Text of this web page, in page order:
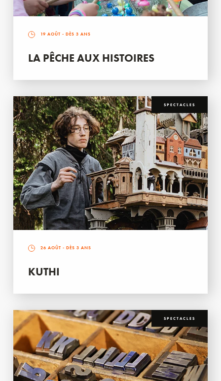
19 AOÛT - DÈS 3 ANS
LA PÊCHE AUX HISTOIRES
SPECTACLES
26 AOÛT - DÈS 3 ANS
KUTHI
SPECTACLES